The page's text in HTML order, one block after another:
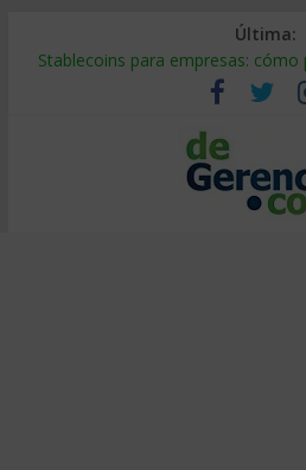
Última:
Stablecoins para empresas:
Despido silencioso: qué es y por
IA en selección de personal:
Trabajo forzoso en la cadena de
Mercado hispano de EE. UU.: